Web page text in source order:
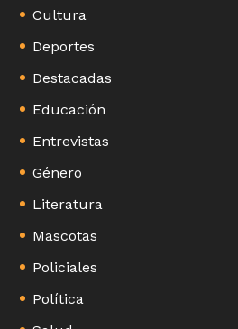
Cultura
Deportes
Destacadas
Educación
Entrevistas
Género
Literatura
Mascotas
Policiales
Política